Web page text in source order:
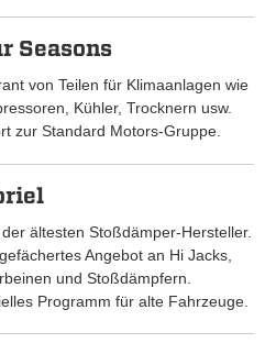
Seasons
von Teilen für Klimaanlagen wie
Kühler, Trocknern usw.
zur Standard Motors-Gruppe.
ältesten Stoßdämper-Hersteller.
Angebot an Hi Jacks,
und Stoßdämpfern.
Programm für alte Fahrzeuge.